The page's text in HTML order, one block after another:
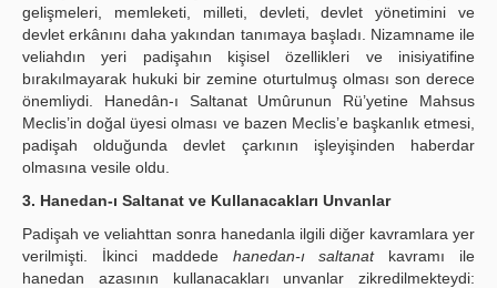
gelişmeleri, memleketi, milleti, devleti, devlet yönetimini ve
devlet erkânını daha yakından tanımaya başladı. Nizamname ile
veliahdın yeri padişahın kişisel özellikleri ve inisiyatifine
bırakılmayarak hukuki bir zemine oturtulmuş olması son derece
önemliydi. Hanedân-ı Saltanat Umûrunun Rü’yetine Mahsus
Meclis’in doğal üyesi olması ve bazen Meclis’e başkanlık etmesi,
padişah olduğunda devlet çarkının işleyişinden haberdar
olmasına vesile oldu.
3. Hanedan-ı Saltanat ve Kullanacakları Unvanlar
Padişah ve veliahttan sonra hanedanla ilgili diğer kavramlara yer
verilmişti. İkinci maddede hanedan-ı saltanatkavramı ile
hanedan azasının kullanacakları unvanlar zikredilmekteydi: